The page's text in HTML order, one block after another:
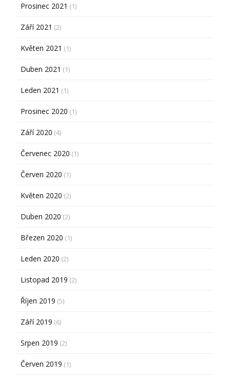
Prosinec 2021 (1)
Září 2021 (2)
Květen 2021 (1)
Duben 2021 (1)
Leden 2021 (1)
Prosinec 2020 (1)
Září 2020 (4)
Červenec 2020 (1)
Červen 2020 (1)
Květen 2020 (2)
Duben 2020 (2)
Březen 2020 (1)
Leden 2020 (2)
Listopad 2019 (2)
Říjen 2019 (5)
Září 2019 (6)
Srpen 2019 (2)
Červen 2019 (1)